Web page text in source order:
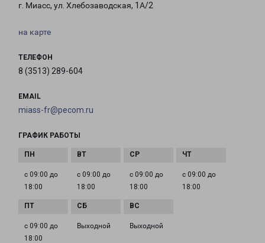
г. Миасс, ул. Хлебозаводская, 1А/2
на карте
ТЕЛЕФОН
8 (3513) 289-604
EMAIL
miass-fr@pecom.ru
ГРАФИК РАБОТЫ
с 09:00 до
18:00
с 09:00 до
18:00
с 09:00 до
18:00
с 09:00 до
18:00
с 09:00 до
18:00
Выходной Выходной